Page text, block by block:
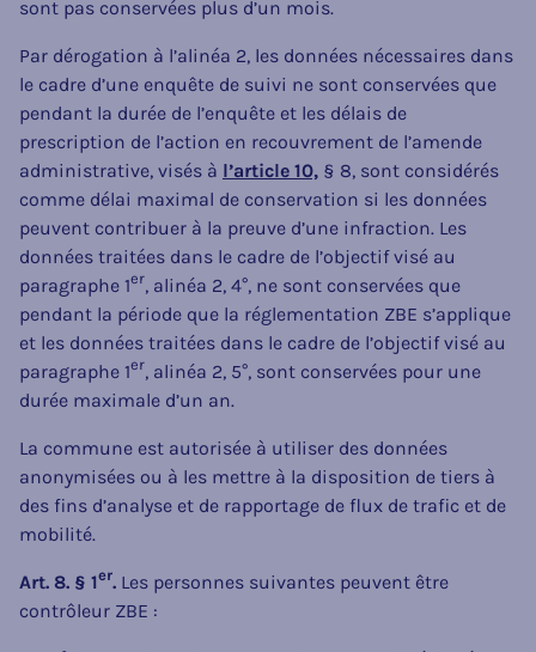
sont pas conservées plus d’un mois.
Par dérogation à l’alinéa 2, les données nécessaires dans
le cadre d’une enquête de suivi ne sont conservées que
pendant la durée de l’enquête et les délais de
prescription de l’action en recouvrement de l’amende
administrative, visés à l’article 10, § 8, sont considérés
comme délai maximal de conservation si les données
peuvent contribuer à la preuve d’une infraction. Les
données traitées dans le cadre de l’objectif visé au
paragraphe 1er, alinéa 2, 4°, ne sont conservées que
pendant la période que la réglementation ZBE s’applique
et les données traitées dans le cadre de l’objectif visé au
paragraphe 1er, alinéa 2, 5°, sont conservées pour une
durée maximale d’un an.
La commune est autorisée à utiliser des données
anonymisées ou à les mettre à la disposition de tiers à
des fins d’analyse et de rapportage de flux de trafic et de
mobilité.
Art. 8. § 1er. Les personnes suivantes peuvent être
contrôleur ZBE :